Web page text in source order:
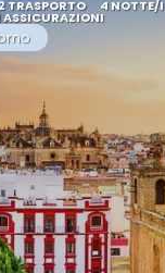
2 TRASPORTO 4 NOTTE/I
ASSICURAZIONI